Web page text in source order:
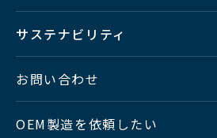
サステナビリティ
お問い合わせ
OEM製造を依頼したい